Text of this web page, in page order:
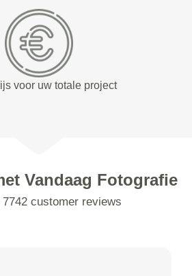
voor uw totale project
Vandaag Fotografie
customer reviews